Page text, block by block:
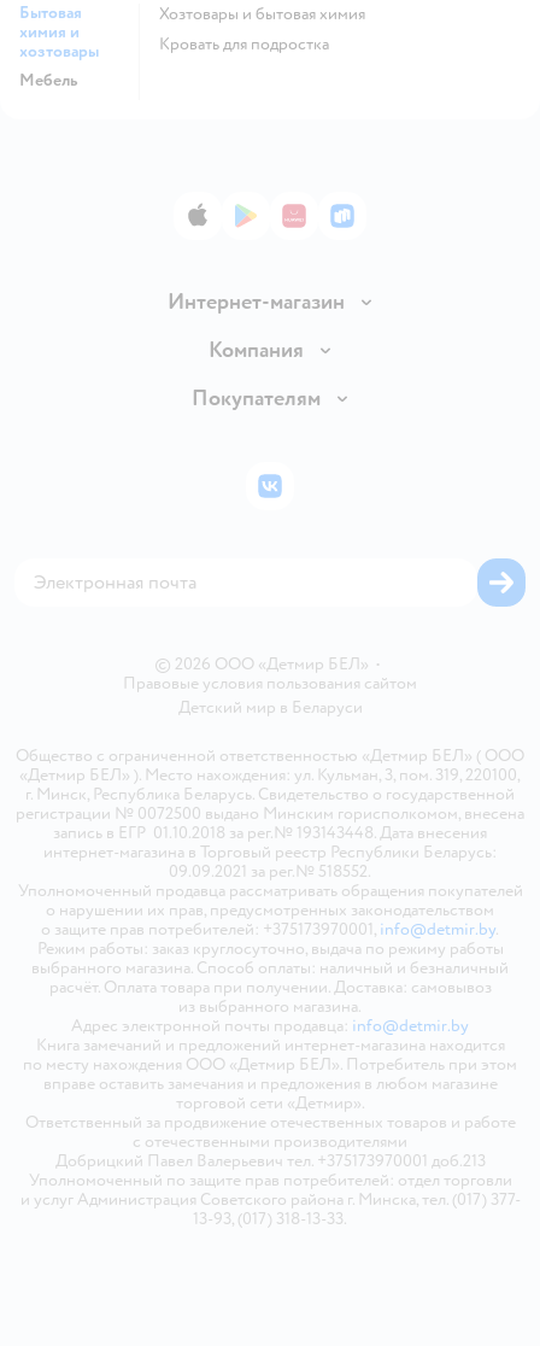
Бытовая
химия и
хозтовары
Мебель
Хозтовары и бытовая химия
Кровать для подростка
App StoreGoogle Play
AppGallery
RuStore
Интернет-магазин
Доставка и оплата
Правила продажи
Политика использования файлов cookie
Компания
Вакансии
Покупателям
Бонусные карты
© 2026 ООО «Детмир БЕЛ» •
Правовые условия пользования сайтом
Детский мир в Беларуси
Общество с ограниченной ответственностью «Детмир БЕЛ» ( ООО
«Детмир БЕЛ» ). Место нахождения: ул. Кульман, 3, пом. 319, 220100,
г. Минск, Республика Беларусь. Свидетельство о государственной
регистрации № 0072500 выдано Минским горисполкомом, внесена
запись в ЕГР 01.10.2018 за рег.№ 193143448. Дата внесения
интернет-магазина в Торговый реестр Республики Беларусь:
09.09.2021 за рег.№ 518552.
Уполномоченный продавца рассматривать обращения покупателей
о нарушении их прав, предусмотренных законодательством
о защите прав потребителей: +375173970001, info@detmir.by.
Режим работы: заказ круглосуточно, выдача по режиму работы
выбранного магазина. Способ оплаты: наличный и безналичный
расчёт. Оплата товара при получении. Доставка: самовывоз
из выбранного магазина.
Адрес электронной почты продавца: info@detmir.by
Книга замечаний и предложений интернет-магазина находится
по месту нахождения ООО «Детмир БЕЛ». Потребитель при этом
вправе оставить замечания и предложения в любом магазине
торговой сети «Детмир».
Ответственный за продвижение отечественных товаров и работе
с отечественными производителями
Добрицкий Павел Валерьевич тел. +375173970001 доб.213
Уполномоченный по защите прав потребителей: отдел торговли
и услуг Администрация Советского района г. Минска, тел. (017) 377-
13-93, (017) 318-13-33.
ВКонтакте